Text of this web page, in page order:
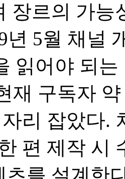
장르의 가
년 5월 채널
읽어야 되
재 구독자
리 잡았다.
편 제작 시